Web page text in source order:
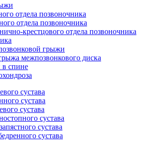
отдела позвоночника
отдела позвоночника
крестцового отдела позвоночника
грыжи
межпозвонкового диска
в спине
сустава
сустава
сустава
сустава
сустава
сустава